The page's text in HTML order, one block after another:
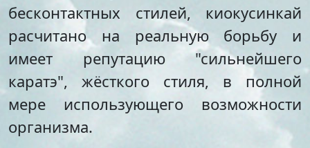
Футбол
Морское многоборье
Волейбол
Тхэквондо
Художественная
гимнастика
Лёгкая атлетика
Стипендии и меры
поддержки обучающихся
Международное
сотрудничество
образовательной
организации
бесконтактных стилей, киокусинкай
расчитано на реальную борьбу и
имеет репутацию "сильнейшего
каратэ", жёсткого стиля, в полной
мере использующего возможности
организма.